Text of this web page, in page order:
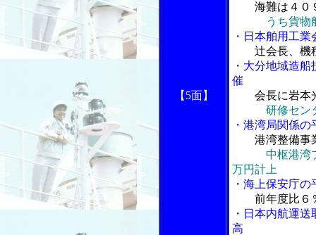
【5面】
海難は４０
うち貨物
・日本舶用工
辻会長、機
・大分地域造
催
会長に岩本
研修セン
・港湾局関係
港湾整備事業
中枢港湾
万円計上
・海上保安庁
前年度比６％
・日本内航運
高